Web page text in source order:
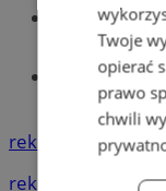
Śląski
reklama
reklama
Twoje
opierać
prawo
chwili